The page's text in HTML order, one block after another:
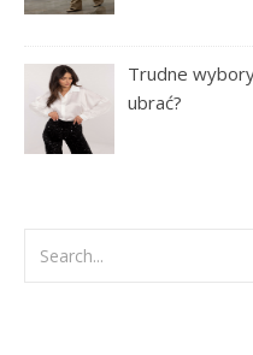
Trudne
ubrać?